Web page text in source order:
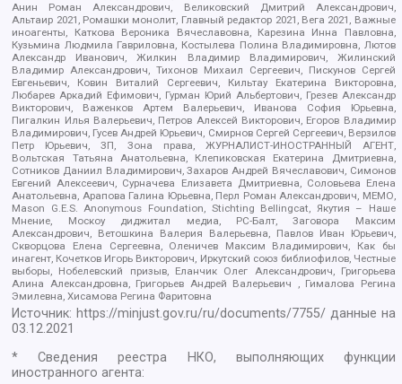
Анин Роман Александрович, Великовский Дмитрий Александрович,
Альтаир 2021, Ромашки монолит, Главный редактор 2021, Вега 2021, Важные
иноагенты, Каткова Вероника Вячеславовна, Карезина Инна Павловна,
Кузьмина Людмила Гавриловна, Костылева Полина Владимировна, Лютов
Александр Иванович, Жилкин Владимир Владимирович, Жилинский
Владимир Александрович, Тихонов Михаил Сергеевич, Пискунов Сергей
Евгеньевич, Ковин Виталий Сергеевич, Кильтау Екатерина Викторовна,
Любарев Аркадий Ефимович, Гурман Юрий Альбертович, Грезев Александр
Викторович, Важенков Артем Валерьевич, Иванова София Юрьевна,
Пигалкин Илья Валерьевич, Петров Алексей Викторович, Егоров Владимир
Владимирович, Гусев Андрей Юрьевич, Смирнов Сергей Сергеевич, Верзилов
Петр Юрьевич, ЗП, Зона права, ЖУРНАЛИСТ-ИНОСТРАННЫЙ АГЕНТ,
Вольтская Татьяна Анатольевна, Клепиковская Екатерина Дмитриевна,
Сотников Даниил Владимирович, Захаров Андрей Вячеславович, Симонов
Евгений Алексеевич, Сурначева Елизавета Дмитриевна, Соловьева Елена
Анатольевна, Арапова Галина Юрьевна, Перл Роман Александрович, МЕМО,
Mason G.E.S. Anonymous Foundation, Stichting Bellingcat, Якутия – Наше
Мнение, Москоу диджитал медиа, РС-Балт, Заговора Максим
Александрович, Ветошкина Валерия Валерьевна, Павлов Иван Юрьевич,
Скворцова Елена Сергеевна, Оленичев Максим Владимирович, Как бы
инагент, Кочетков Игорь Викторович, Иркутский союз библиофилов, Честные
выборы, Нобелевский призыв, Еланчик Олег Александрович, Григорьева
Алина Александровна, Григорьев Андрей Валерьевич , Гималова Регина
Эмилевна, Хисамова Регина Фаритовна
Источник:https://minjust.gov.ru/ru/documents/7755/ данные на
03.12.2021
* Сведения реестра НКО, выполняющих функции
иностранного агента: